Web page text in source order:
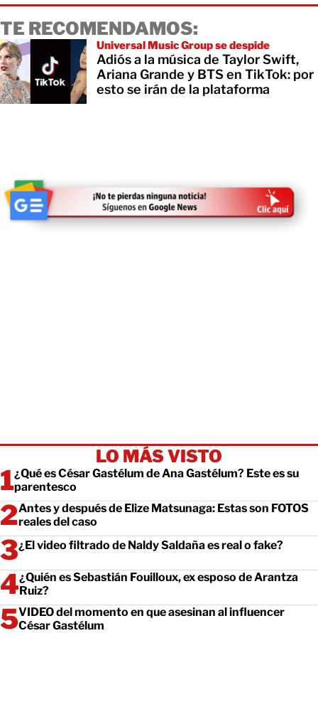
TE RECOMENDAMOS:
Universal Music Group se despide
Adiós a la música de Taylor Swift,
Ariana Grande y BTS en TikTok: por
esto se irán de la plataforma
LO MÁS VISTO
¿Qué es César Gastélum de Ana Gastélum? Este es su
parentesco
Antes y después de Elize Matsunaga: Estas son FOTOS
reales del caso
¿El video filtrado de Naldy Saldaña es real o fake?
¿Quién es Sebastián Fouilloux, ex esposo de Arantza
Ruiz?
VIDEO del momento en que asesinan al influencer
César Gastélum